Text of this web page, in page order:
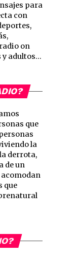
para
con
on
y adultos…
que
la
derrota,
de un
que